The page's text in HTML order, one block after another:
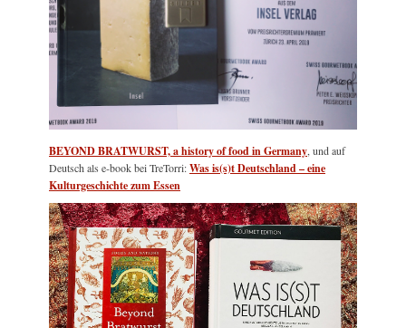
BEYOND BRATWURST, a history of food in Germany, und auf
Deutsch als e-book bei TreTorri:Was is(s)t Deutschland – eine
Kulturgeschichte zum Essen